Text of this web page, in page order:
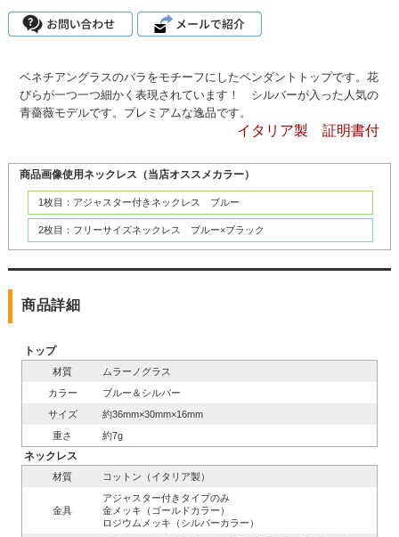
ベネチアングラスのバラをモチーフにしたペンダントトップです。花
びらが一つ一つ細かく表現されています！ シルバーが入った人気の
青薔薇モデルです。プレミアムな逸品です。
イタリア製 証明書付
商品画像使用ネックレス（当店オススメカラー）
1枚目：アジャスター付きネックレス ブルー
2枚目：フリーサイズネックレス ブルー×ブラック
商品詳細
トップ
材質
ムラーノグラス
カラー
ブルー＆シルバー
サイズ
約36mm×30mm×16mm
重さ
約7g
ネックレス
材質 コットン（イタリア製）
金具
アジャスター付きタイプのみ
金メッキ（ゴールドカラー）
ロジウムメッキ（シルバーカラー）